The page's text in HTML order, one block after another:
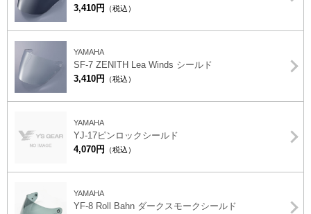
3,410円
（税込）
YAMAHA
SF-7 ZENITH Lea Winds シールド
3,410円
（税込）
YAMAHA
YJ-17ピンロックシールド
4,070円
（税込）
YAMAHA
YF-8 Roll Bahn ダークスモークシールド